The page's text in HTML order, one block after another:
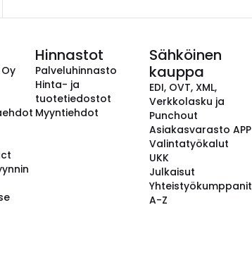
Hinnastot
Palveluhinnasto
Hinta- ja
tuotetiedostot
Myyntiehdot
Sähköinen
kauppa
EDI, OVT, XML,
Verkkolasku ja
Punchout
Asiakasvarasto APP
Valintatyökalut
UKK
Julkaisut
Yhteistyökumppanit
A-Z